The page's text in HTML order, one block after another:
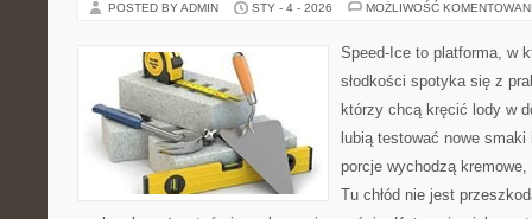
POSTED BY ADMIN STY - 4 - 2026 MOŻLIWOŚĆ
Speed-Ice to platforma, w
słodkości spotyka się z
którzy chcą kręcić lody w
lubią testować nowe
porcje wychodzą
Tu chłód nie jest